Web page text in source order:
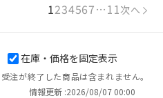
1234567…11次へ
が終了した商品は含まれません。
在庫・価格を固定表示
情報更新 :2026/08/07 00:00